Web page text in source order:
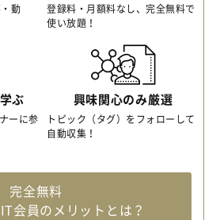
動
登録料・月額料なし、完全無料で
使い放題！
ぶ
ーに参
興味関心のみ厳選
トピック（タグ）をフォローして
自動収集！
完全無料
会員のメリットとは？